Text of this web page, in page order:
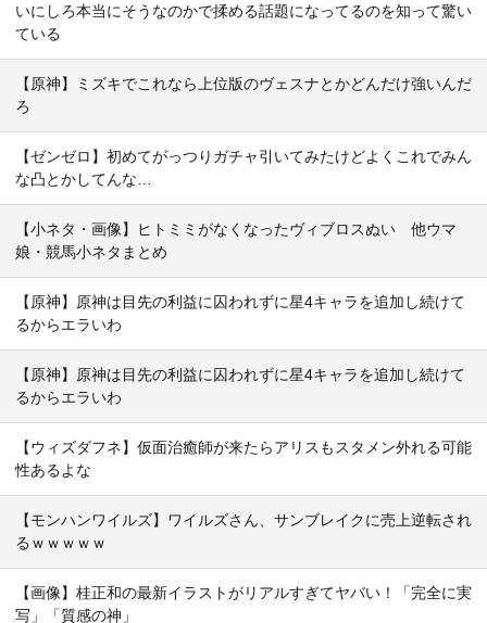
いにしろ本当にそうなのかで揉める話題になってるのを知って驚い
ている
【原神】ミズキでこれなら上位版のヴェスナとかどんだけ強いんだ
ろ
【ゼンゼロ】初めてがっつりガチャ引いてみたけどよくこれでみん
な凸とかしてんな…
【小ネタ・画像】ヒトミミがなくなったヴィブロスぬい 他ウマ
娘・競馬小ネタまとめ
【原神】原神は目先の利益に囚われずに星4キャラを追加し続けて
るからエラいわ
【原神】原神は目先の利益に囚われずに星4キャラを追加し続けて
るからエラいわ
【ウィズダフネ】仮面治癒師が来たらアリスもスタメン外れる可能
性あるよな
【モンハンワイルズ】ワイルズさん、サンブレイクに売上逆転され
るｗｗｗｗｗ
【画像】桂正和の最新イラストがリアルすぎてヤバい！「完全に実
写」「質感の神」